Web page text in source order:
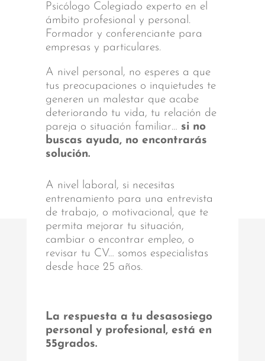
Psicólogo Colegiado experto en el
ámbito profesional y personal.
Formador y conferenciante para
empresas y particulares.
A nivel personal, no esperes a que
tus preocupaciones o inquietudes te
generen un malestar que acabe
deteriorando tu vida, tu relación de
pareja o situación familiar… si no
buscas ayuda, no encontrarás
solución.
A nivel laboral, si necesitas
entrenamiento para una entrevista
de trabajo, o motivacional, que te
permita mejorar tu situación,
cambiar o encontrar empleo, o
revisar tu CV… somos especialistas
desde hace 25 años.
La respuesta a tu desasosiego
personal y profesional, está en
55grados.